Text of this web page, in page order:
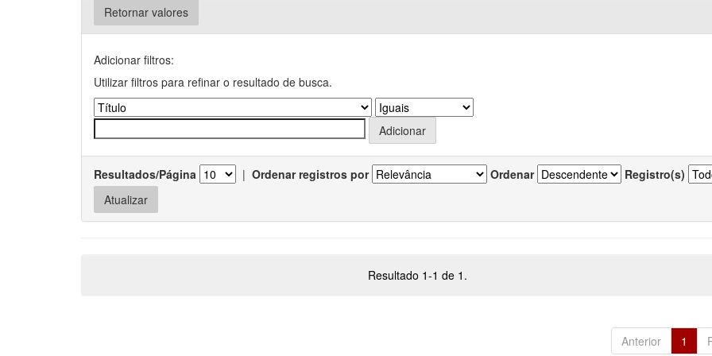
Retornar valores
Adicionar filtros:
Utilizar filtros para refinar o resultado de busca.
Resultados/Página | Ordenar registros por Ordenar Registro(s)
Resultado 1-1 de 1.
Anterior 1